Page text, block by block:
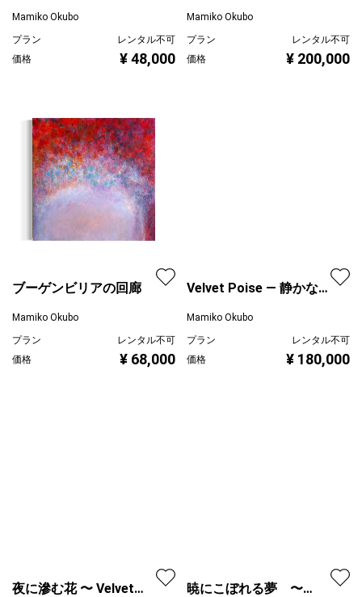
Mamiko Okubo
プラン
レンタル不可
価格
¥ 48,000
Mamiko Okubo
プラン
レンタル不可
価格
¥ 200,000
ブーゲンビリアの回廊
Mamiko Okubo
プラン
レンタル不可
価格
¥ 68,000
Velvet Poise — 静かなる
Mamiko Okubo
プラン
レンタル不可
価格
¥ 180,000
夜に滲む花 〜 Velvet
暁にこぼれる夢 〜